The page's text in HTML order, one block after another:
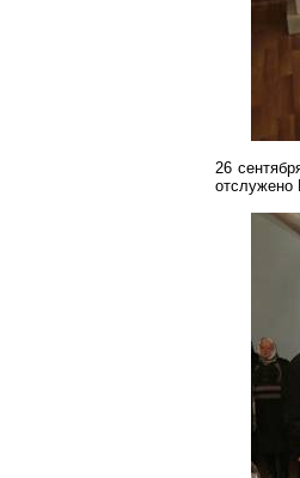
26
отслужено